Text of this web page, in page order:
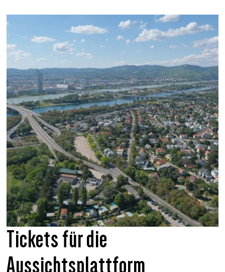
Tickets für die
Aussichtsplattform